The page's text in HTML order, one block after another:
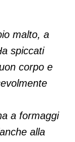
malto, a
spiccati
corpo e
a formaggi
alla